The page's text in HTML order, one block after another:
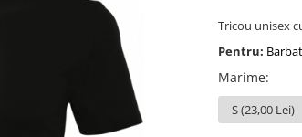
Tricou unisex
Pentru:
Marime: